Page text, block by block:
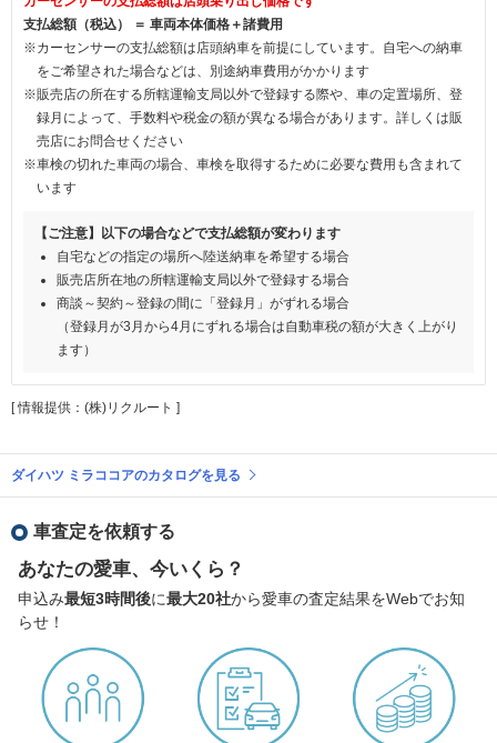
支払総額（税込） ＝ 車両本体価格＋諸費用
※カーセンサーの支払総額は店頭納車を前提にしています。自宅への納車
をご希望された場合などは、別途納車費用がかかります
※販売店の所在する所轄運輸支局以外で登録する際や、車の定置場所、登
録月によって、手数料や税金の額が異なる場合があります。詳しくは販
売店にお問合せください
※車検の切れた車両の場合、車検を取得するために必要な費用も含まれて
います
【ご注意】以下の場合などで支払総額が変わります
自宅などの指定の場所へ陸送納車を希望する場合
販売店所在地の所轄運輸支局以外で登録する場合
商談～契約～登録の間に「登録月」がずれる場合
（登録月が3月から4月にずれる場合は自動車税の額が大きく上がり
ます）
[ 情報提供：(株)リクルート ]
ダイハツ ミラココアのカタログを見る
車査定を依頼する
あなたの愛車、今いくら？
申込み最短3時間後に最大20社から愛車の査定結果をWebでお知
らせ！